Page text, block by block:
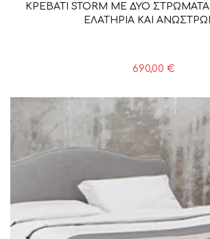
ΚΡΕΒΑΤΙ STORM ΜΕ ΔΥΟ
ΕΛΑΤΗΡΙΑ ΚΑΙ
690,00 €